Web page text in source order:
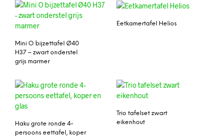
Mini O bijzettafel Ø40
H37 – zwart onderstel
grijs marmer
Eetkamertafel Helios
Haku grote ronde 4-
persoons eettafel, koper
Trio tafelset zwart
eikenhout